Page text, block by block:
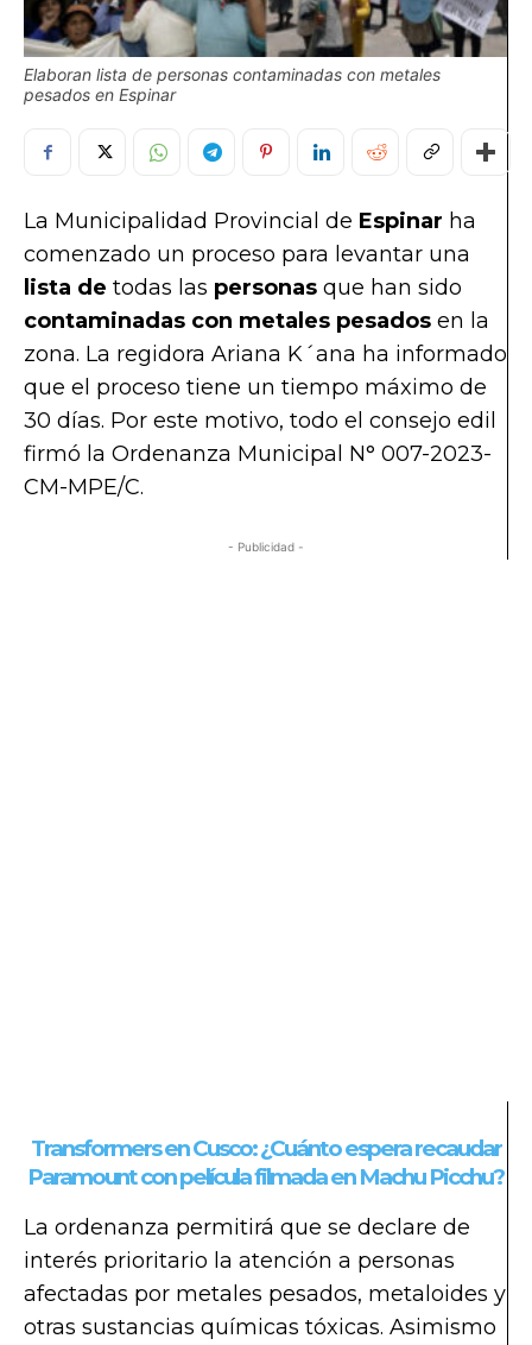
Elaboran lista de personas contaminadas con metales
pesados en Espinar
La Municipalidad Provincial de Espinar ha
comenzado un proceso para levantar una
lista de todas las personas que han sido
contaminadas con metales pesados en la
zona. La regidora Ariana K´ana ha informado
que el proceso tiene un tiempo máximo de
30 días. Por este motivo, todo el consejo edil
firmó la Ordenanza Municipal N° 007-2023-
CM-MPE/C.
- Publicidad -
Transformers en Cusco: ¿Cuánto espera recaudar
Paramount con película filmada en Machu Picchu?
La ordenanza permitirá que se declare de
interés prioritario la atención a personas
afectadas por metales pesados, metaloides y
otras sustancias químicas tóxicas. Asimismo